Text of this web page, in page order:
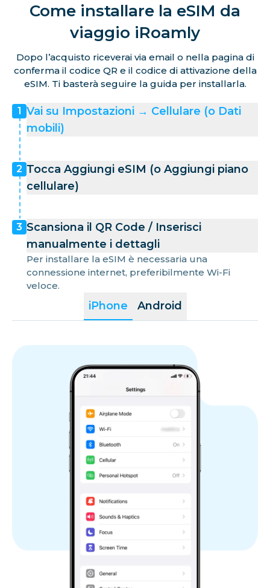
Come installare la eSIM da
viaggio iRoamly
Dopo l’acquisto riceverai via email o nella pagina di
conferma il codice QR e il codice di attivazione della
eSIM. Ti basterà seguire la guida per installarla.
iPhone Android
1 Vai su Impostazioni → Cellulare (o Dati
mobili)
2 Tocca Aggiungi eSIM (o Aggiungi piano
cellulare)
3 Scansiona il QR Code / Inserisci
manualmente i dettagli
Per installare la eSIM è necessaria una
connessione internet, preferibilmente Wi-Fi
veloce.